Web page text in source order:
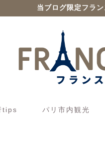
当ブログ限定フラ
tips パリ市内観光